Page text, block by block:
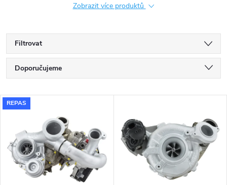
Zobrazit více produktů
Filtrovat
Ř
a
e
n
Doporučujeme
Nejdražší
Nejprodávanější
Abecedně
V
ý
p
REPAS